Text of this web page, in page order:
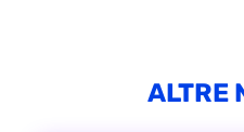
ALTRE